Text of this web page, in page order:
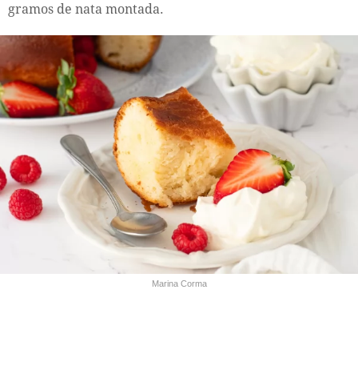
gramos de nata montada.
Marina Corma